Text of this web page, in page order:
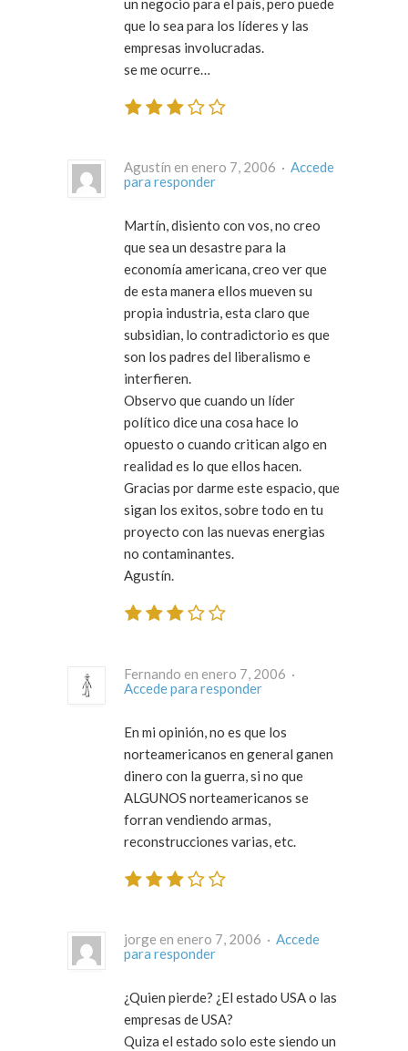
un negocio para el país, pero puede
que lo sea para los líderes y las
empresas involucradas.
se me ocurre…
Agustín en enero 7, 2006 · Accede
para responder
Martín, disiento con vos, no creo
que sea un desastre para la
economía americana, creo ver que
de esta manera ellos mueven su
propia industria, esta claro que
subsidian, lo contradictorio es que
son los padres del liberalismo e
interfieren.
Observo que cuando un líder
político dice una cosa hace lo
opuesto o cuando critican algo en
realidad es lo que ellos hacen.
Gracias por darme este espacio, que
sigan los exitos, sobre todo en tu
proyecto con las nuevas energias
no contaminantes.
Agustín.
Fernando en enero 7, 2006 ·
Accede para responder
En mi opinión, no es que los
norteamericanos en general ganen
dinero con la guerra, si no que
ALGUNOS norteamericanos se
forran vendiendo armas,
reconstrucciones varias, etc.
jorge en enero 7, 2006 · Accede
para responder
¿Quien pierde? ¿El estado USA o las
empresas de USA?
Quiza el estado solo este siendo un